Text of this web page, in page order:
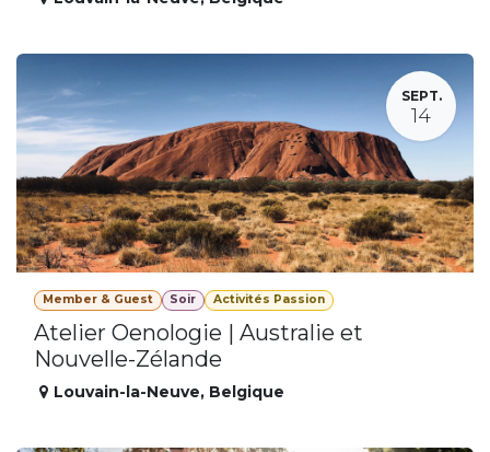
SEPT.
14
Member & Guest Soir Activités Passion
Atelier Oenologie | Australie et
Nouvelle-Zélande
Louvain-la-Neuve, Belgique